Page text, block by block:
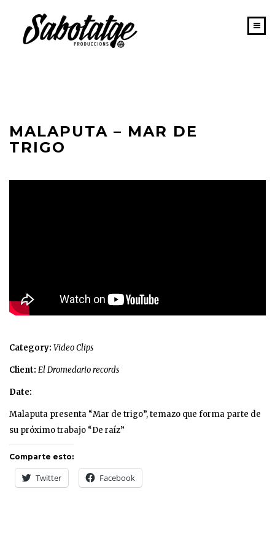
CONTACTO
MALAPUTA – MAR DE
TRIGO
Category: Video Clips
Client: El Dromedario records
Date:
Malaputa presenta “Mar de trigo”, temazo que forma parte de
su próximo trabajo “De raíz”
Comparte esto:
Twitter Facebook